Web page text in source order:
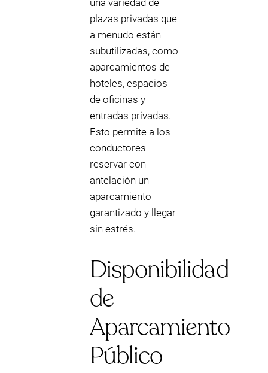
una variedad de
plazas privadas que
a menudo están
subutilizadas, como
aparcamientos de
hoteles, espacios
de oficinas y
entradas privadas.
Esto permite a los
conductores
reservar con
antelación un
aparcamiento
garantizado y llegar
sin estrés.
Disponibilidad
de
Aparcamiento
Público